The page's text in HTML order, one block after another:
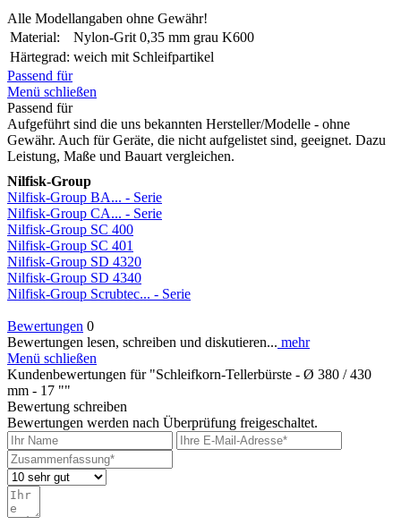
Alle Modellangaben ohne Gewähr!
Material:
Nylon-Grit 0,35 mm grau K600
Härtegrad: weich mit Schleifpartikel
Passend für
Menü schließen
Passend für
Aufgeführt sind die uns bekannten Hersteller/Modelle - ohne
Gewähr. Auch für Geräte, die nicht aufgelistet sind, geeignet. Dazu
Leistung, Maße und Bauart vergleichen.
Nilfisk-Group
Nilfisk-Group BA... - Serie
Nilfisk-Group CA... - Serie
Nilfisk-Group SC 400
Nilfisk-Group SC 401
Nilfisk-Group SD 4320
Nilfisk-Group SD 4340
Nilfisk-Group Scrubtec... - Serie
Bewertungen 0
Bewertungen lesen, schreiben und diskutieren... mehr
Menü schließen
Kundenbewertungen für "Schleifkorn-Tellerbürste - Ø 380 / 430
mm - 17 ""
Bewertung schreiben
Bewertungen werden nach Überprüfung freigeschaltet.